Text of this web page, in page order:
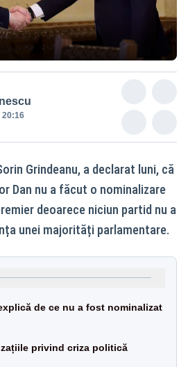
20:16
Grindeanu, a declarat luni, că
Dan nu a făcut o nominalizare
deoarece niciun partid nu a
unei majorități parlamentare.
de ce nu a fost nominalizat
privind criza politică